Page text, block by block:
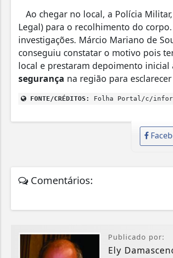
Ao chegar no local, a Polícia
Legal) para o recolhimento do
investigações. Márcio Mariano de
conseguiu constatar o motivo pois
local e prestaram depoimento
segurança na região para
FONTE/CRÉDITOS: Folha Portal/c/
Comentários:
Publicado por:
Ely